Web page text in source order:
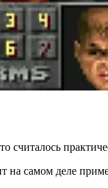
считалось
на самом деле